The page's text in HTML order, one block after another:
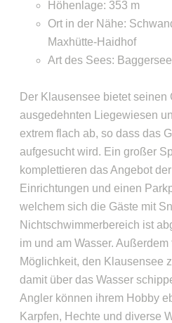
Höhenlage: 353 m
Ort in der Nähe:
Maxhütte-Haidhof
Art des Sees:
Der Klausensee bietet
ausgedehnten Liegewiesen
extrem flach ab, so dass das
aufgesucht wird. Ein großer
komplettieren das Angebot
Einrichtungen und einen
welchem sich die Gäste mit
Nichtschwimmerbereich ist
im und am Wasser.
Möglichkeit, den Klausensee
damit über das Wasser
Angler können ihrem Hobby
Karpfen, Hechte und diverse